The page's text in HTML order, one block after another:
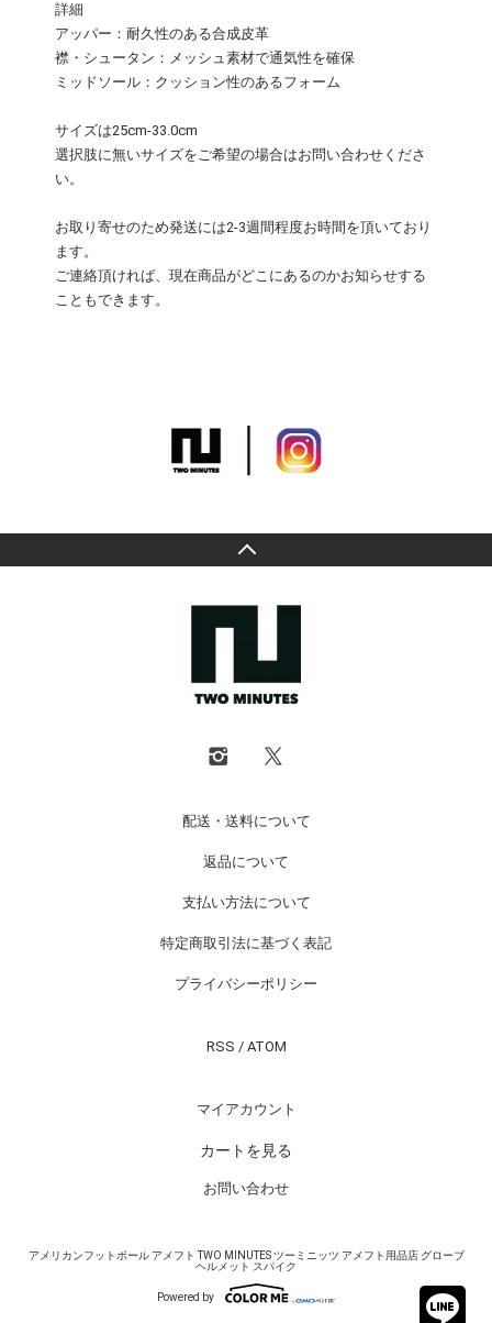
詳細
アッパー：耐久性のある合成皮革
襟・シュータン：メッシュ素材で通気性を確保
ミッドソール：クッション性のあるフォーム
サイズは25cm-33.0cm
選択肢に無いサイズをご希望の場合はお問い合わせくださ
い。
お取り寄せのため発送には2-3週間程度お時間を頂いており
ます。
ご連絡頂ければ、現在商品がどこにあるのかお知らせする
こともできます。
配送・送料について
返品について
支払い方法について
特定商取引法に基づく表記
プライバシーポリシー
RSS / ATOM
マイアカウント
カートを見る
お問い合わせ
アメリカンフットボール アメフト TWO MINUTES ツーミニッツ アメフト用品店 グローブ
ヘルメット スパイク
Powered by